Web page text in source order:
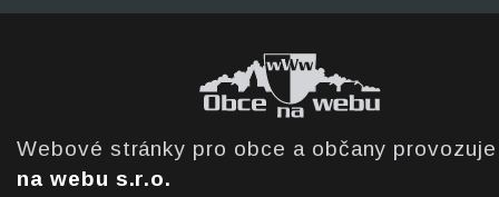
Webové stránky pro obce a občany
na webu s.r.o.